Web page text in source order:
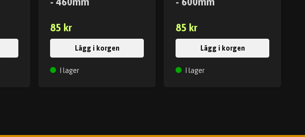
85 kr
Lägg i korgen
I lager
85 kr
Lägg i korgen
I lager